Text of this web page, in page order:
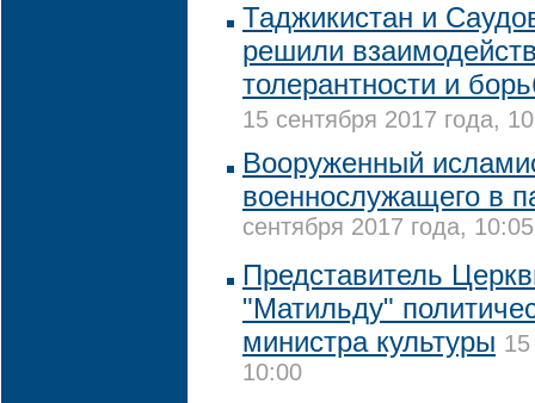
Таджикистан и
решили
толерантности и
15 сентября 2017 года,
Вооруженный
военнослужащего в
сентября 2017 года, 10:05
Представитель
"Матильду"
министра культуры
10:00